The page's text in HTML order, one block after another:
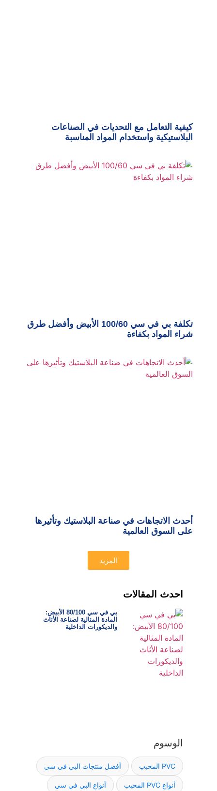
كيفية التعامل مع التحديات في الصناعات
البلاستيكية واستخدام المواد المناسبة
تكلفة بي في سي 100/60 الأبيض وأفضل طرق
شراء المواد بكفاءة
أحدث الاتجاهات في صناعة البلاستيك وتأثيرها
على السوق العالمية
المزيد
احدث المقالات
بي في سي 80/100 الأبيض:
المادة المثالية لصناعة الأثاث
والديكورات الداخلية
الوسوم
PVC المحبب أفضل منتجات البي في سي
أنواع PVC المحبب أنواع البي في سي